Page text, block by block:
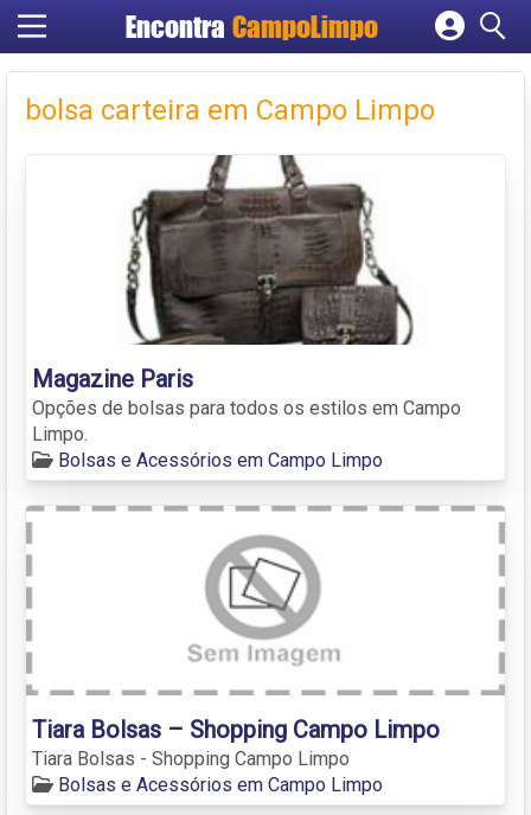
Encontra CampoLimpo
Cadastrar empresa
Criar conta
bolsa carteira em Campo Limpo
Magazine Paris
Opções de bolsas para todos os estilos em Campo
Limpo.
Bolsas e Acessórios em Campo Limpo
Tiara Bolsas – Shopping Campo Limpo
Tiara Bolsas - Shopping Campo Limpo
Bolsas e Acessórios em Campo Limpo